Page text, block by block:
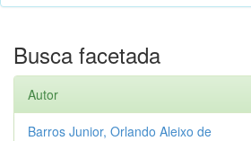
Busca facetada
Autor
Barros Junior, Orlando Aleixo de